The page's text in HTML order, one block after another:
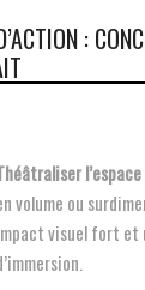
:
l’espace
volume ou
visuel fort et